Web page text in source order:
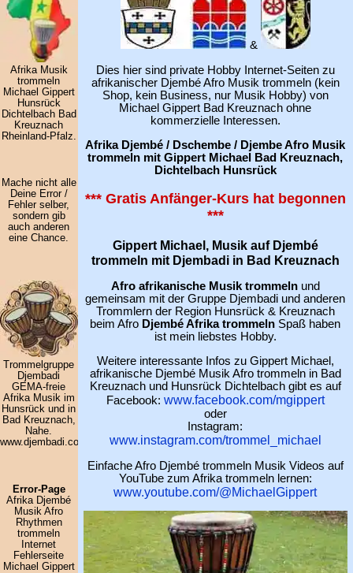
Afrika Musik
trommeln
Michael Gippert
Hunsrück
Dichtelbach Bad
Kreuznach
Rheinland-Pfalz.
Mache nicht alle
Deine Error /
Fehler selber,
sondern gib
auch anderen
eine Chance.
Trommelgruppe
Djembadi
GEMA-freie
Afrika Musik im
Hunsrück und in
Bad Kreuznach,
Nahe.
www.djembadi.com
Error-Page
Afrika Djembé
Musik Afro
Rhythmen
trommeln
Internet
Fehlerseite
Michael Gippert
&
Dies hier sind private Hobby Internet-Seiten zu
afrikanischer Djembé Afro Musik trommeln (kein
Shop, kein Business, nur Musik Hobby) von
Michael Gippert Bad Kreuznach ohne
kommerzielle Interessen.
Afrika Djembé / Dschembe / Djembe Afro Musik
trommeln mit Gippert Michael Bad Kreuznach,
Dichtelbach Hunsrück
*** Gratis Anfänger-Kurs hat begonnen
***
Gippert Michael, Musik auf Djembé
trommeln mit Djembadi in Bad Kreuznach
Afro afrikanische Musik trommelnund
gemeinsam mit der Gruppe Djembadi und anderen
Trommlern der Region Hunsrück & Kreuznach
beim Afro Djembé Afrika trommeln Spaß haben
ist mein liebstes Hobby.
Weitere interessante Infos zu Gippert Michael,
afrikanische Djembé Musik Afro trommeln in Bad
Kreuznach und Hunsrück Dichtelbach gibt es auf
Facebook: www.facebook.com/mgippert
oder
Instagram:
www.instagram.com/trommel_michael
Einfache Afro Djembé trommeln Musik Videos auf
YouTube zum Afrika trommeln lernen:
www.youtube.com/@MichaelGippert